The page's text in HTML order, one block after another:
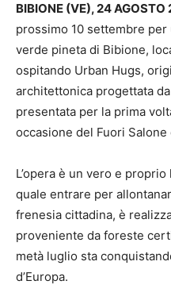
BIBIONE (VE), 24 AGOSTO
prossimo 10 settembre per
verde pineta di Bibione,
ospitando Urban Hugs,
architettonica progettata
presentata per la prima
occasione del Fuori
L’opera è un vero e
quale entrare per
frenesia cittadina, è
proveniente da foreste
metà luglio sta
d’Europa.